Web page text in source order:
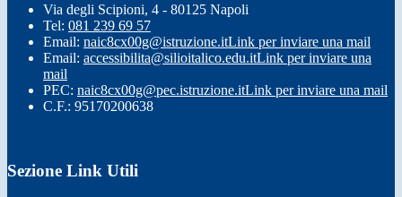
Via degli Scipioni, 4 - 80125 Napoli
Tel: 081 239 69 57
Email: naic8cx00g@istruzione.itLink per inviare una mail
Email: accessibilita@silioitalico.edu.itLink per inviare una
mail
PEC: naic8cx00g@pec.istruzione.itLink per inviare una mail
C.F.: 95170200638
Sezione Link Utili